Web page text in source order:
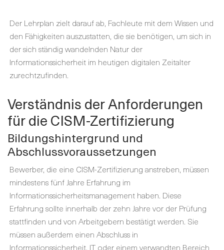
Der Lehrplan zielt darauf ab, Fachleute mit dem Wissen und
den Fähigkeiten auszustatten, die sie benötigen, um sich in
der sich ständig wandelnden Natur der
Informationssicherheit im heutigen digitalen Zeitalter
zurechtzufinden.
Verständnis der Anforderungen
für die CISM-Zertifizierung
Bildungshintergrund und
Abschlussvoraussetzungen
Bewerber, die eine CISM-Zertifizierung anstreben, müssen
mindestens fünf Jahre Erfahrung im
Informationssicherheitsmanagement haben. Diese
Erfahrung sollte innerhalb der zehn Jahre vor der Prüfung
stattfinden und von Arbeitgebern bestätigt werden. Sie
müssen außerdem einen Abschluss in
Informationssicherheit, IT oder einem verwandten Bereich